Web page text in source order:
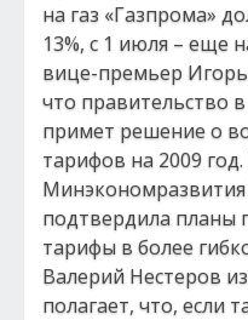
на газ «Газпрома»
13%, с 1 июля – еще
вице-премьер
что правительство
примет решение о
тарифов на 2009
подтвердила планы
тарифы в более
Валерий Нестеров
полагает, что, если